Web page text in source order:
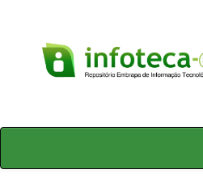
Skip